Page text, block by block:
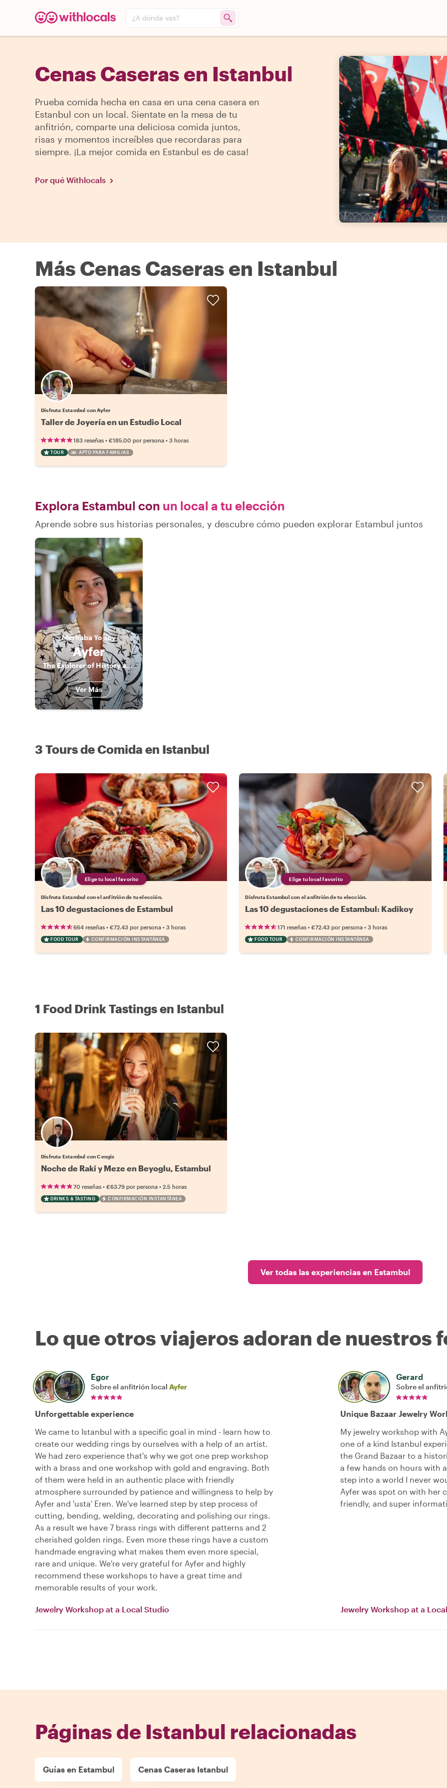
¿A dónde vas?
Cenas Caseras en Istanbul
Prueba comida hecha en casa en una cena casera en
Estanbul con un local. Sientate en la mesa de tu
anfitrión, comparte una deliciosa comida juntos,
risas y momentos increíbles que recordaras para
siempre. ¡La mejor comida en Estanbul es de casa!
Por qué Withlocals
Más Cenas Caseras en Istanbul
Disfruta Estambul con Ayfer
Taller de Joyería en un Estudio Local
183 reseñas • €185.00 por persona • 3 horas
TOUR APTO PARA FAMILIAS
Explora Estambul con un local a tu elección
Aprende sobre sus historias personales, y descubre cómo pueden explorar Estambul juntos
Merhaba Yo soy
Ayfer
The Explorer of History and Lifestyle
Ver Más
3 Tours de Comida en Istanbul
Elige tu local favorito
Disfruta Estambul con el anfitrión de tu elección.
Las 10 degustaciones de Estambul
664 reseñas • €72.43 por persona • 3 horas
FOOD TOUR CONFIRMACIÓN INSTANTÁNEA
Elige tu local favorito
Disfruta Estambul con el anfitrión de tu elección.
Las 10 degustaciones de Estambul: Kadikoy
171 reseñas •€72.43 por persona •3 horas
FOOD TOUR CONFIRMACIÓN INSTANTÁNEA
1 Food Drink Tastings en Istanbul
Disfruta Estambul con Cengiz
Noche de Raki y Meze en Beyoglu, Estambul
70 reseñas • €63.79 por persona • 2.5 horas
DRINKS & TASTING CONFIRMACIÓN INSTANTÁNEA
Ver todas las experiencias en Estambul
Lo que otros viajeros adoran de nuestros
Egor
Sobre el anfitrión local Ayfer
Unforgettable experience
We came to Istanbul with a specific goal in mind - learn how to
create our wedding rings by ourselves with a help of an artist.
We had zero experience that's why we got one prep workshop
with a brass and one workshop with gold and engraving. Both
of them were held in an authentic place with friendly
atmosphere surrounded by patience and willingness to help by
Ayfer and 'usta' Eren. We've learned step by step process of
cutting, bending, welding, decorating and polishing our rings.
As a result we have 7 brass rings with different patterns and 2
cherished golden rings. Even more these rings have a custom
handmade engraving what makes them even more special,
rare and unique. We're very grateful for Ayfer and highly
recommend these workshops to have a great time and
memorable results of your work.
Jewelry Workshop at a Local Studio
Gerard
Sobre el
Unique Bazaar Jewelry
My jewelry workshop with
one of a kind Istanbul
the Grand Bazaar to a
a few hands on hours with
step into a world I never
Ayfer was spot on with her
friendly, and super
Jewelry Workshop at a
Páginas de Istanbul relacionadas
Guías en Estambul Cenas Caseras Istanbul